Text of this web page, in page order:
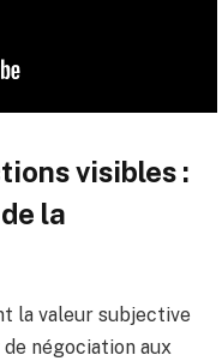
visibles :
la
la valeur subjective
négociation aux